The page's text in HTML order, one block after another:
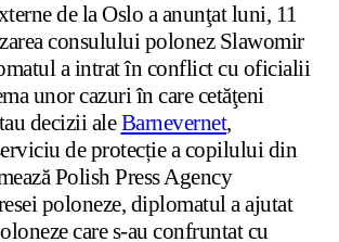
de la Oslo a anunţat luni, 11
consulului polonez Slawomir
a intrat în conflict cu oficialii
unor cazuri în care cetăţeni
decizii aleBarnevernet,
de protecție a copilului din
Polish Press Agency
poloneze, diplomatul a ajutat
care s-au confruntat cu